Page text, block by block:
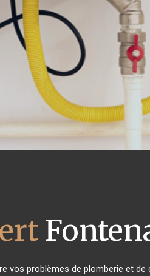
vos problèmes de plomberie et